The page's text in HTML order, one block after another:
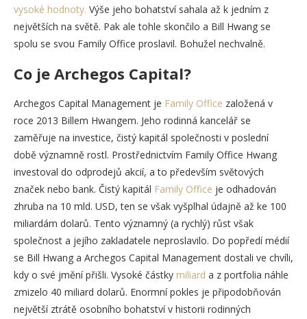
vysoké hodnoty. Výše jeho bohatství sahala až k jedním z
největších na světě. Pak ale tohle skončilo a Bill Hwang se
spolu se svou Family Office proslavil. Bohužel nechvalně.
Co je Archegos Capital?
Archegos Capital Management je Family Office založená v
roce 2013 Billem Hwangem. Jeho rodinná kancelář se
zaměřuje na investice, čistý kapitál společnosti v poslední
době významně rostl. Prostřednictvím Family Office Hwang
investoval do odprodejů akcií, a to především světových
značek nebo bank. Čistý kapitál Family Office je odhadován
zhruba na 10 mld. USD, ten se však vyšplhal údajně až ke 100
miliardám dolarů. Tento významný (a rychlý) růst však
společnost a jejího zakladatele neproslavilo. Do popředí médií
se Bill Hwang a Archegos Capital Management dostali ve chvíli,
kdy o své jmění přišli. Vysoké částky miliard a z portfolia náhle
zmizelo 40 miliard dolarů. Enormní pokles je připodobňován
největší ztrátě osobního bohatství v historii rodinných